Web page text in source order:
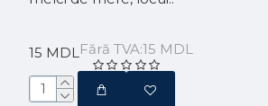
15 MDLFără TVA:15 MDL